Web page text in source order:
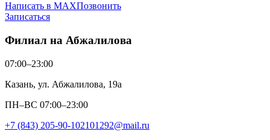
Написать в MAXПозвонить
Записаться
Филиал на Абжалилова
07:00–23:00
Казань, ул. Абжалилова, 19а
ПН–ВС 07:00–23:00
+7 (843) 205-90-102101292@mail.ru